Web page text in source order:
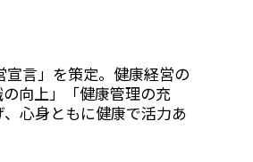
言」を策定。健康経営の
向上」「健康管理の充
心身ともに健康で活力あ